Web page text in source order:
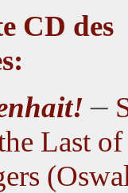
CD des
–
Last of